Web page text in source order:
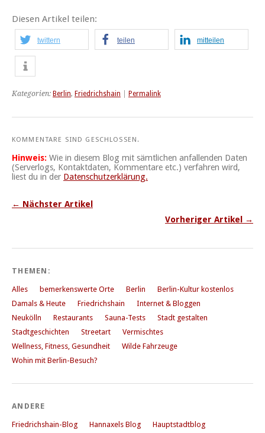
Diesen Artikel teilen:
twittern teilen mitteilen
Kategorien: Berlin, Friedrichshain Permalink
KOMMENTARE SIND GESCHLOSSEN.
Hinweis: Wie in diesem Blog mit sämtlichen anfallenden Daten
(Serverlogs, Kontaktdaten, Kommentare etc.) verfahren wird,
liest du in der Datenschutzerklärung.
← Nächster Artikel
Vorheriger Artikel →
THEMEN:
Alles bemerkenswerte Orte Berlin
Berlin-Kultur kostenlos
Damals & Heute
Friedrichshain
Internet & Bloggen
Neukölln
Restaurants Sauna-Tests
Stadt gestalten
Stadtgeschichten
Streetart
Vermischtes
Wellness, Fitness, Gesundheit
Wilde Fahrzeuge
Wohin mit Berlin-Besuch?
ANDERE
Friedrichshain-Blog Hannaxels Blog
Hauptstadtblog